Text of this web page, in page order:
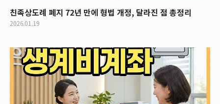
친족상도례 폐지 72년 만에 형법 개정, 달라진 점 총정리
2026.01.19